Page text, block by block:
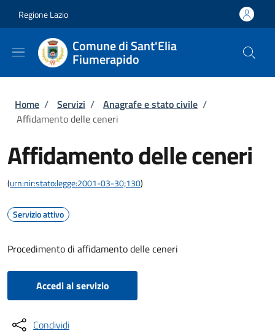
Regione Lazio
Comune di Sant'Elia
Fiumerapido
Briciole di pane
Home / Servizi / Anagrafe e stato civile /
Affidamento delle ceneri
Affidamento delle ceneri
(urn:nir:stato:legge:2001-03-30;130)
Servizio attivo
Procedimento di affidamento delle ceneri
Accedi al servizio
Condividi